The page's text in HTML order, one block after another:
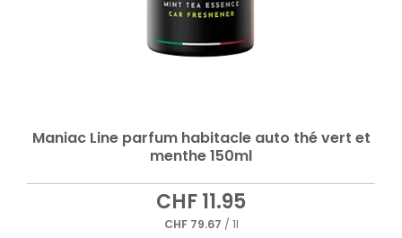
Maniac Line parfum habitacle auto thé vert et
menthe 150ml
CHF11.95
CHF79.67 / 1l